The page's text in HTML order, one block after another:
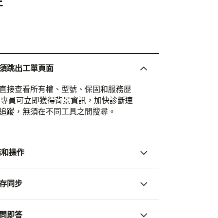
跳出工單頁面
接查看所有權、型號、保固和服務歷
員可立即獲得背景資訊，加快診斷速
蹤，無須在不同工具之間搜尋。
操作
同步
即答